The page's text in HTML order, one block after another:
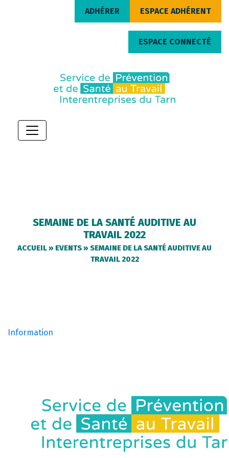
ADHÉRER ESPACE ADHÉRENT
ESPACE CONNECTÉ
SEMAINE DE LA SANTÉ AUDITIVE AU
TRAVAIL 2022
ACCUEIL» EVENTS» SEMAINE DE LA SANTÉ AUDITIVE AU
TRAVAIL 2022
Information